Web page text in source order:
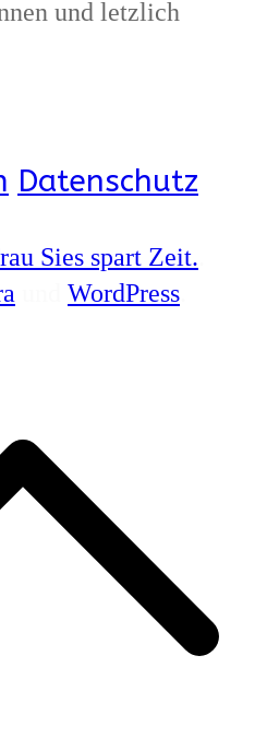
und letzlich
Datenschutz
Sies spart Zeit.
WordPress